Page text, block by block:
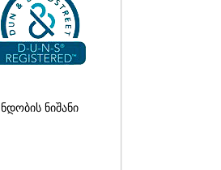
ნდობის ნიშანი